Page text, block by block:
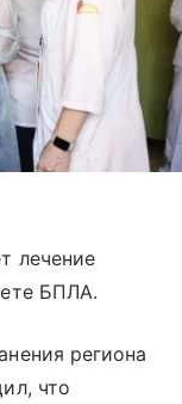
лечение
БПЛА.
региона
что